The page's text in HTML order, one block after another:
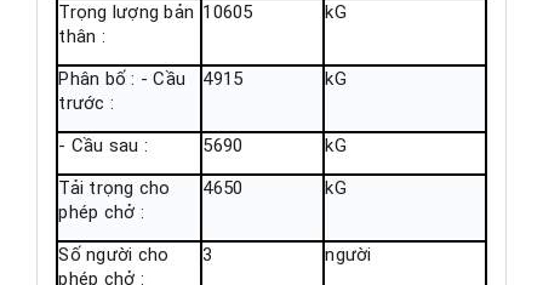
Trọng lượng bản
thân :
10605 kG
Phân bố : - Cầu
trước :
4915 kG
- Cầu sau : 5690
kG
Tải trọng cho
phép chở :
4650 kG
Số người cho
phép chở :
3 người